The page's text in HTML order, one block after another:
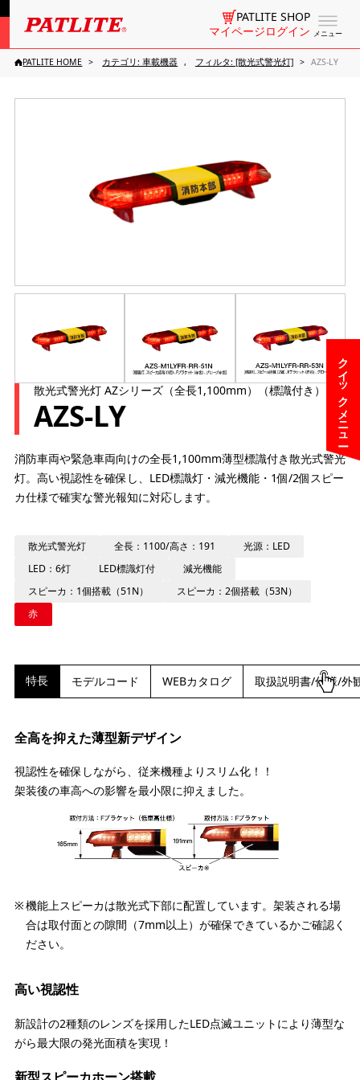
メニュー
PATLITE SHOP
マイページログイン
クイックメニュー
PATLITE HOME カテゴリ: 車載機器 フィルタ: [散光式警光灯] AZS-LY
散光式警光灯 AZシリーズ（全長1,100mm）（標識付き）
AZS-LY
消防車両や緊急車両向けの全長1,100mm薄型標識付き散光式警光
灯。高い視認性を確保し、LED標識灯・減光機能・1個/2個スピー
カ仕様で確実な警光報知に対応します。
散光式警光灯 全長：1100/高さ：191
光源：LED
LED：6灯
LED標識灯付
減光機能
スピーカ：1個搭載（51N）
スピーカ：2個搭載（53N）
赤
特長 モデルコード WEBカタログ 取扱説明書/仕様/外
全高を抑えた薄型新デザイン
視認性を確保しながら、従来機種よりスリム化！！
架装後の車高への影響を最小限に抑えました。
機能上スピーカは散光式下部に配置しています。架装される場
合は取付面との隙間（7mm以上）が確保できているかご確認く
ださい。
高い視認性
新設計の2種類のレンズを採用したLED点滅ユニットにより薄型な
がら最大限の発光面積を実現！